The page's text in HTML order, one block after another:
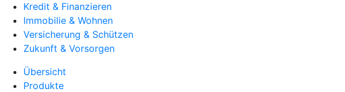
Kredit & Finanzieren
Immobilie & Wohnen
Versicherung & Schützen
Zukunft & Vorsorgen
Übersicht
Produkte